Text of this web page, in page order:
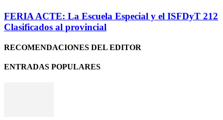
FERIA ACTE: La Escuela Especial y el ISFDyT 212
Clasificados al provincial
RECOMENDACIONES DEL EDITOR
ENTRADAS POPULARES